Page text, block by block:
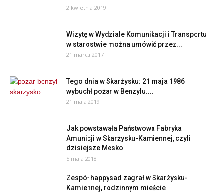
2 kwietnia 2019
Wizytę w Wydziale Komunikacji i Transportu
w starostwie można umówić przez...
21 marca 2017
Tego dnia w Skarżysku: 21 maja 1986
wybuchł pożar w Benzylu....
21 maja 2019
Jak powstawała Państwowa Fabryka
Amunicji w Skarżysku-Kamiennej, czyli
dzisiejsze Mesko
5 maja 2018
Zespół happysad zagrał w Skarżysku-
Kamiennej, rodzinnym mieście